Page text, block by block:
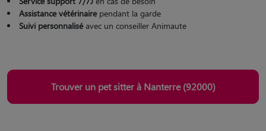
Assistance vétérinairependant la garde
Suivi personnaliséavec un conseiller Animaute
Trouver un pet sitter à Nanterre (92000)